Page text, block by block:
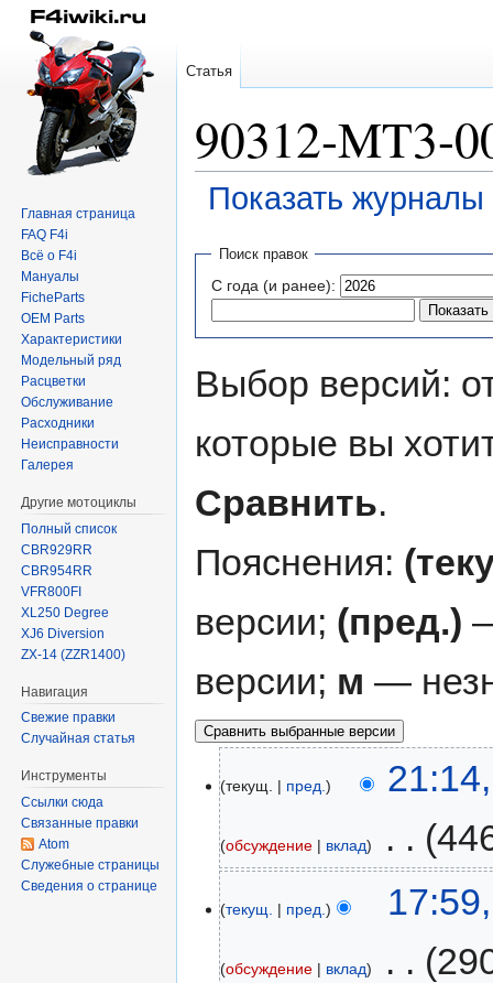
90312-MT3-
Показать
Перейти
навигации
Перейти
поиску
Поиск правок
С года (и ранее):
Выбор версий:
которые вы
Сравнить.
Пояснения:
версии; (пред.)
версии; м —
текущ. пред.
обсуждение вклад
текущ. пред.
обсуждение вклад
Статья
Главная страница
FAQ F4i
Всё о F4i
Мануалы
FicheParts
OEM Parts
Характеристики
Модельный ряд
Расцветки
Обслуживание
Расходники
Неисправности
Галерея
Другие мотоциклы
Полный список
CBR929RR
CBR954RR
VFR800FI
XL250 Degree
XJ6 Diversion
ZX-14 (ZZR1400)
Навигация
Свежие правки
Случайная статья
Инструменты
Ссылки сюда
Связанные правки
Atom
Служебные страницы
Сведения о странице